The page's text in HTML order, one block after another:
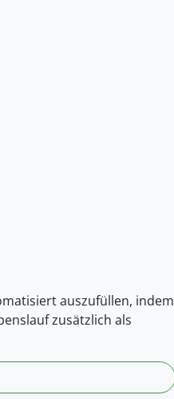
auszufüllen, indem
zusätzlich als